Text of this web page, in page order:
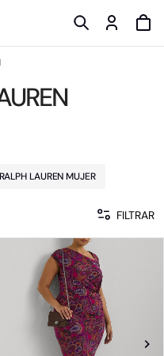
LAUREN MUJER
FILTRAR